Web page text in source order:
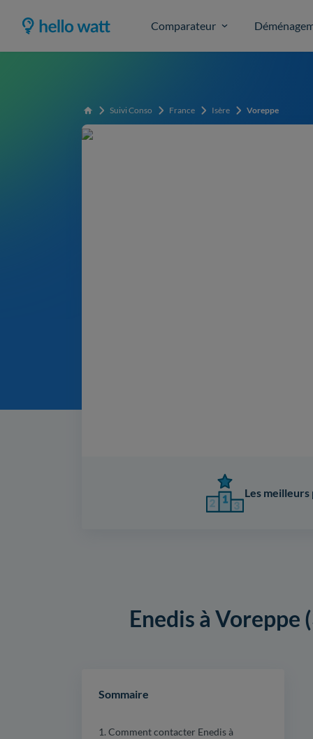
Comparateur
Accueil Suivi Conso France Isère Voreppe
Les meilleurs
Enedis à
Sommaire
1. Comment contacter Enedis à